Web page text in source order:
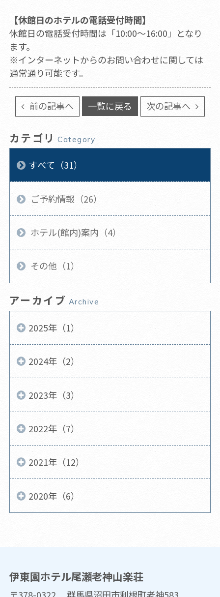
【休館日のホテルの電話受付時間】
休館日の電話受付時間は「10:00～16:00」となり
ます。
※インターネットからのお問い合わせに関しては
通常通り可能です。
前の記事へ 一覧に戻る 次の記事へ
カテゴリ Category
すべて（31）
ご予約情報（26）
ホテル(館内)案内（4）
その他（1）
アーカイブ Archive
2025年（1）
2024年（2）
2023年（3）
2022年（7）
2021年（12）
2020年（6）
伊東園ホテル尾瀬老神山楽荘